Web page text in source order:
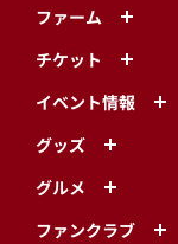
ファーム
チケット
イベント情報
グッズ
グルメ
ファンクラブ